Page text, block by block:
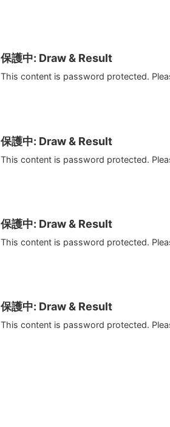
保護中: Draw & Result
This content is password protected.
保護中: Draw & Result
This content is password protected.
保護中: Draw & Result
This content is password protected.
保護中: Draw & Result
This content is password protected.